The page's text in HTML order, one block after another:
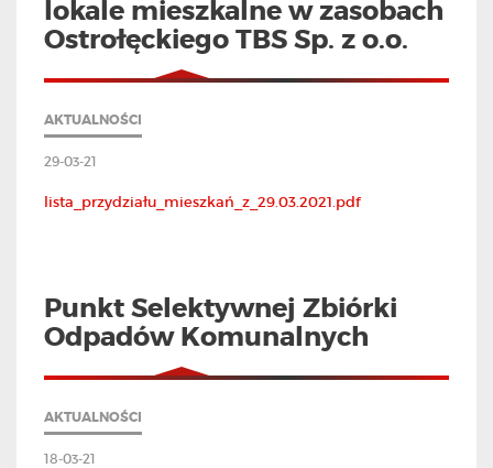
lokale mieszkalne w zasobach
Ostrołęckiego TBS Sp. z o.o.
AKTUALNOŚCI
29-03-21
lista_przydziału_mieszkań_z_29.03.2021.pdf
Punkt Selektywnej Zbiórki
Odpadów Komunalnych
AKTUALNOŚCI
18-03-21